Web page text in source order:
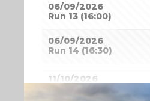
06/09/2026
Run 13 (16:00)
06/09/2026
Run 14 (16:30)
11/10/2026
Pack A